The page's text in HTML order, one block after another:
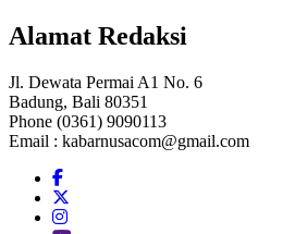
Alamat Redaksi
Jl. Dewata Permai A1 No. 6
Badung, Bali 80351
Phone (0361) 9090113
Email : kabarnusacom@gmail.com